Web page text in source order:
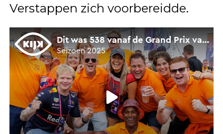
Verstappen zich voorbereidde.